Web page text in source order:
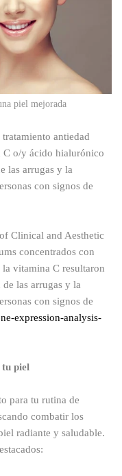
piel mejorada
antiedad
C o/y ácido hialurónico
las arrugas y la
con signos de
Clinical and Aesthetic
concentrados con
vitamina C resultaron
las arrugas y la
con signos de
expression-analysis-
piel
para tu rutina de
combatir los
radiante y saludable.